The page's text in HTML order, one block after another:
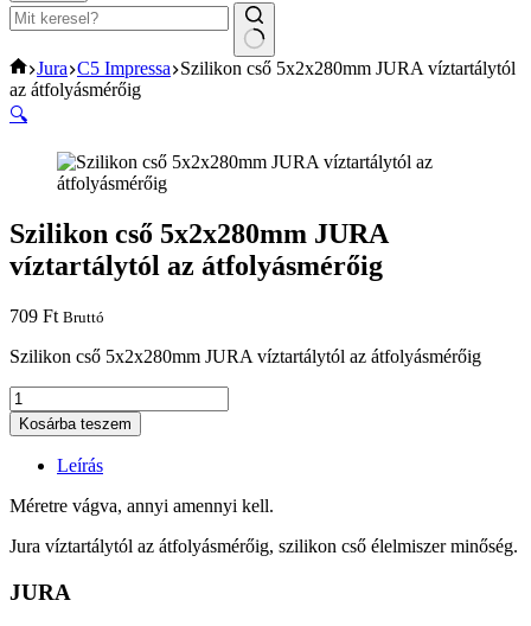
No
results
Home
Jura C5 Impressa Szilikon cső 5x2x280mm JURA víztartálytól
az átfolyásmérőig
🔍
Szilikon cső 5x2x280mm JURA
víztartálytól az átfolyásmérőig
709 Ft Bruttó
Szilikon cső 5x2x280mm JURA víztartálytól az átfolyásmérőig
Szilikon
cső
5x2x280mm
JURA
víztartálytól
az
mennyiség
Kosárba teszem
Leírás
Méretre vágva, annyi amennyi kell.
Jura víztartálytól az átfolyásmérőig, szilikon cső élelmiszer minőség.
JURA